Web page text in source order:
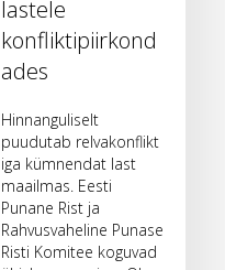
lastele
konfliktipiirkond
ades
Hinnanguliselt
puudutab relvakonflikt
iga kümnendat last
maailmas. Eesti
Punane Rist ja
Rahvusvaheline Punase
Risti Komitee koguvad